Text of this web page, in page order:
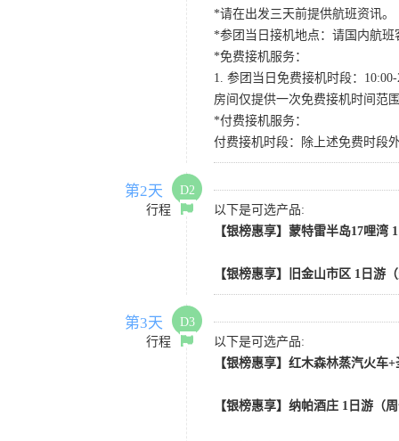
*请在出发三天前提供航班资讯。
*参团当日接机地点：请国内航班
*免费接机服务：
1. 参团当日免费接机时段：
房间仅提供一次免费接机时间范
*付费接机服务：
付费接机时段：除上述免费时段
第2天
D2
行程
以下是可选产品:
【银榜惠享】蒙特雷半岛17哩湾
【银榜惠享】旧金山市区 1日游
第3天
D3
行程
以下是可选产品:
【银榜惠享】红木森林蒸汽火车
【银榜惠享】纳帕酒庄 1日游（